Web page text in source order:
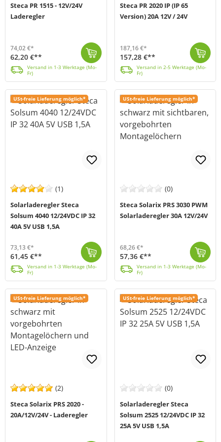
Steca PR 1515 - 12V/24V
Laderegler
74,02 €*
62,20 €**
Versand in 1-3 Werktage (Mo-
Fr)
Steca PR 2020 IP (IP 65
Version) 20A 12V / 24V
187,16 €*
157,28 €**
Versand in 2-5 Werktage (Mo-
Fr)
USt-freie Lieferung möglich*
(1)
Solarladeregler Steca
Solsum 4040 12/24VDC IP 32
40A 5V USB 1,5A
73,13 €*
61,45 €**
Versand in 1-3 Werktage (Mo-
Fr)
USt-freie Lieferung möglich*
(0)
Steca Solarix PRS 3030 PWM
Solarladeregler 30A 12V/24V
68,26 €*
57,36 €**
Versand in 1-3 Werktage (Mo-
Fr)
USt-freie Lieferung möglich*
(2)
Steca Solarix PRS 2020 -
20A/12V/24V - Laderegler
USt-freie Lieferung möglich*
(0)
Solarladeregler Steca
Solsum 2525 12/24VDC IP 32
25A 5V USB 1,5A